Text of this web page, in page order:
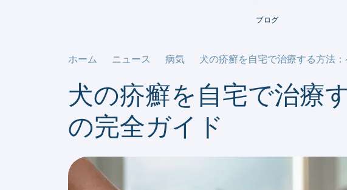
ブログ
ホーム ニュース 病気 犬の疥癬を自宅で治療する方法
犬の疥癬を自宅で治療
の完全ガイド